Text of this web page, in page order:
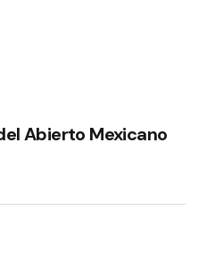
Abierto Mexicano